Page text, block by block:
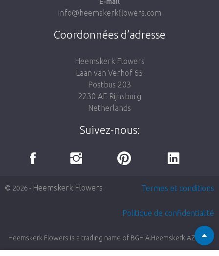
E-mail
info@heemskerkflowers.com
Coordonnées d’adresse
Heemskerk Flowers
Laan van Verhof 65
Postbus 203
2230 AE Rijnsburg
Netherlands
Suivez-nous:
© 2026 - Heemskerk Flowers Termes et conditions
Politique de confidentialité
Heemskerk Flowers is a trading name of BGH A.Heemskerk AZN b.v.